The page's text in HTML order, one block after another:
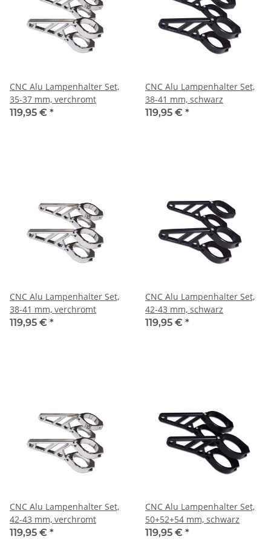
CNC Alu Lampenhalter Set,
35-37 mm, verchromt
119,95 € *
CNC Alu Lampenhalter Set,
38-41 mm, schwarz
119,95 € *
CNC Alu Lampenhalter Set,
38-41 mm, verchromt
119,95 € *
CNC Alu Lampenhalter Set,
42-43 mm, schwarz
119,95 € *
CNC Alu Lampenhalter Set,
42-43 mm, verchromt
119,95 € *
CNC Alu Lampenhalter Set,
50+52+54 mm, schwarz
119,95 € *